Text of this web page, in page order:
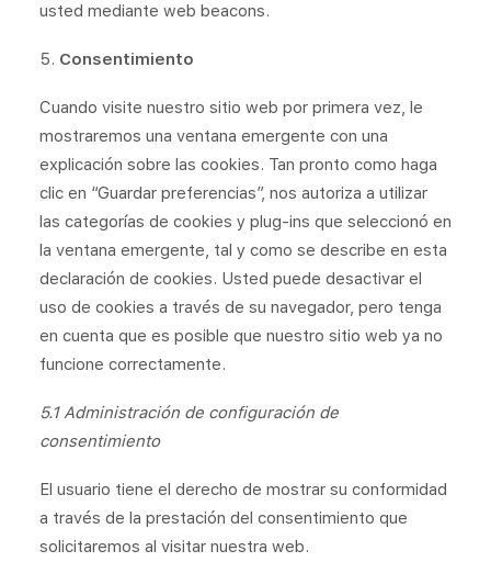
usted mediante web beacons.
Consentimiento
Cuando visite nuestro sitio web por primera vez, le
mostraremos una ventana emergente con una
explicación sobre las cookies. Tan pronto como haga
clic en “Guardar preferencias”, nos autoriza a utilizar
las categorías de cookies y plug-ins que seleccionó en
la ventana emergente, tal y como se describe en esta
declaración de cookies. Usted puede desactivar el
uso de cookies a través de su navegador, pero tenga
en cuenta que es posible que nuestro sitio web ya no
funcione correctamente.
5.1 Administración de configuración de
consentimiento
El usuario tiene el derecho de mostrar su conformidad
a través de la prestación del consentimiento que
solicitaremos al visitar nuestra web.